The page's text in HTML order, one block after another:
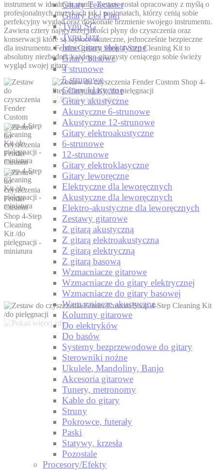
Gitary Telecaster
Gitary Les Paul
Typu SG
Typu Jazz
Inne gitary elektryczne
Gitary basowe
4 strunowe
5 strunowe
Gitary klasyczne
Gitary akustyczne
Akustyczne 6-strunowe
Akustyczne 12-strunowe
Gitary elektroakustyczne
6-strunowe
12-strunowe
Gitary elektroklasyczne
Gitary leworęczne
Elektryczne dla leworęcznych
Akustyczne dla leworęcznych
Elektro-akustyczne dla leworęcznych
Zestawy gitarowe
Z gitarą akustyczną
Z gitarą elektroakustyczna
Z gitarą elektryczną
Z gitarą basową
Wzmacniacze gitarowe
Wzmacniacze do gitary elektrycznej
Wzmacniacze do gitary basowej
Wzmacniacze akustyczne
Kolumny gitarowe
Do elektryków
Do basów
Systemy bezprzewodowe do gitary
Sterowniki nożne
Ukulele, Mandoliny, Banjo
Akcesoria gitarowe
Tunery, metronomy
Kable do gitary
Struny
Pokrowce, futerały
Paski
Statywy, krzesła
Pozostale
Procesory/Efekty
instrument w idealnym stanie. Zestaw został opracowany z myślą o
profesjonalnych muzykach jak i pasjonatach, którzy cenią sobie
perfekcyjny wygląd oraz doskonałe brzmienie swojego instrumentu.
Zawiera cztery najwyższej jakości płyny do czyszczenia oraz
konserwacji które są wysoce skuteczne, jednocześnie bezpieczne
dla instrumentu. Fender Custom Shop 4-Step Cleaning Kit to
absolutny niezbędnik każdego gitarzysty ceniącego sobie świeży
wygląd swojej gitary.